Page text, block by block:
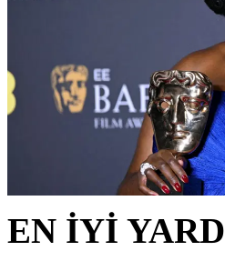
EN İYİ